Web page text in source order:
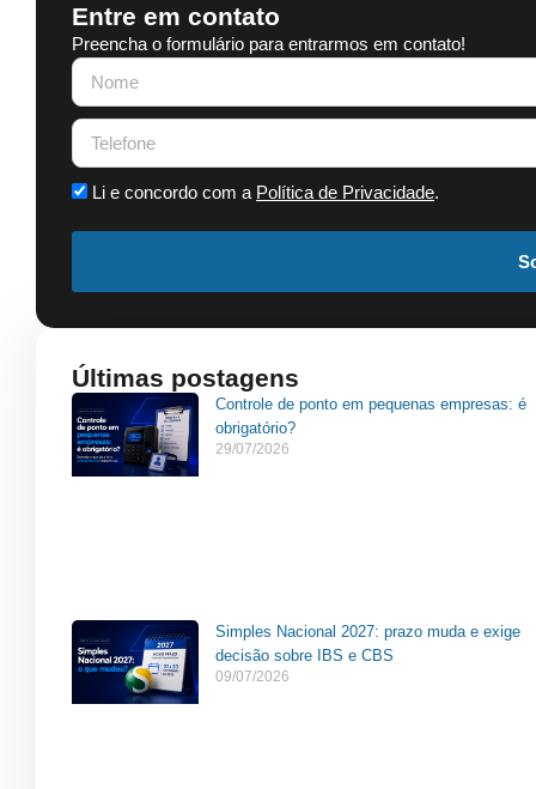
Entre em contato
Preencha o formulário para entrarmos em contato!
Li e concordo com a Política de Privacidade.
Últimas postagens
Controle de ponto em pequenas empresas: é
obrigatório?
29/07/2026
Simples Nacional 2027: prazo muda e exige
decisão sobre IBS e CBS
09/07/2026